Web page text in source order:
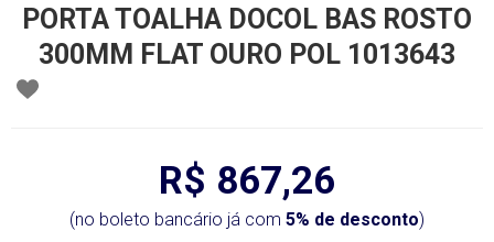
PORTA TOALHA DOCOL BAS ROSTO
300MM FLAT OURO POL 1013643
R$ 867,26
(no boleto bancário já com 5% de desconto)